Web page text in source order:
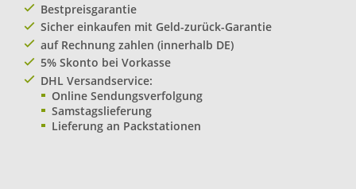
Bestpreisgarantie
Sicher einkaufen mit Geld-zurück-Garantie
auf Rechnung zahlen (innerhalb DE)
5% Skonto bei Vorkasse
DHL Versandservice:
Online Sendungsverfolgung
Samstagslieferung
Lieferung an Packstationen